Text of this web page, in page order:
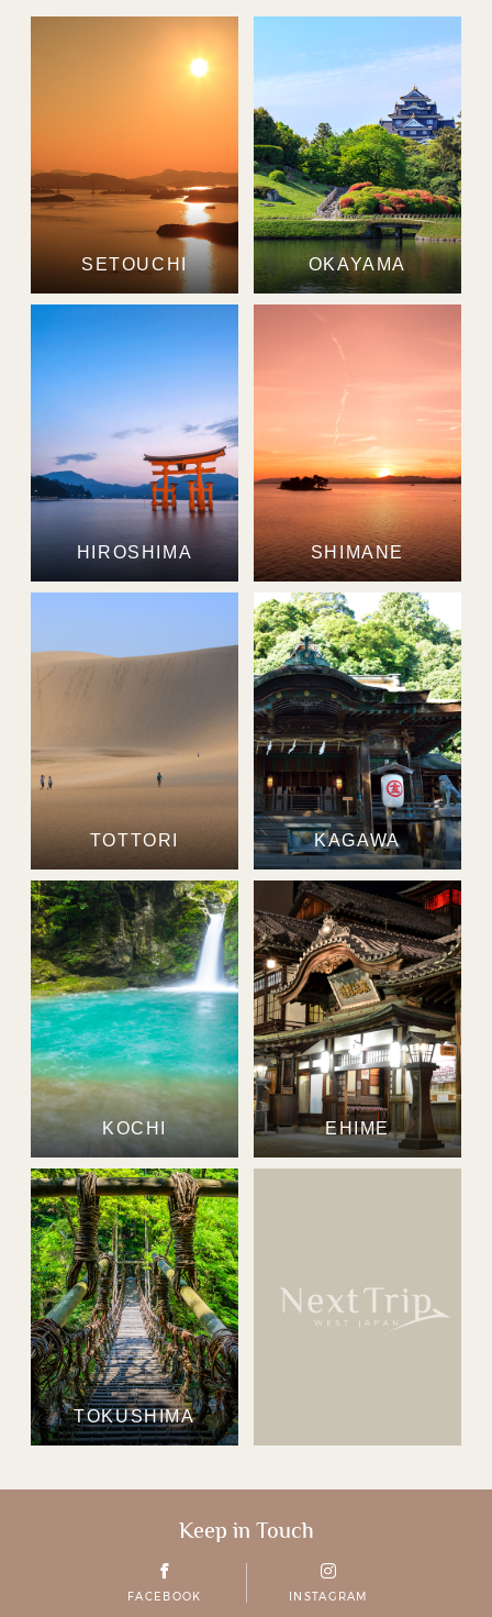
SETOUCHI OKAYAMA
HIROSHIMA SHIMANE
TOTTORI KAGAWA
KOCHI EHIME
TOKUSHIMA
Keep in Touch
FACEBOOK INSTAGRAM